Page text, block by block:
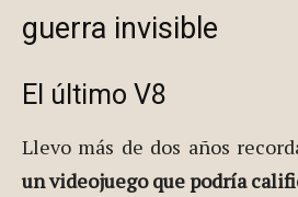
guerra invisible
El último V8
Llevo más de dos años
un videojuego que podría